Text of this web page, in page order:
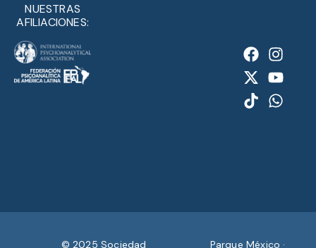
NUESTRAS
AFILIACIONES:
© 2025 Sociedad Parque México ·